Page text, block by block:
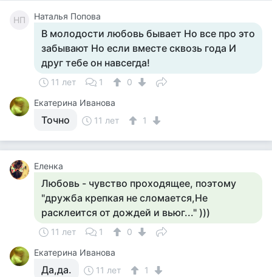
НП Наталья Попова
В молодости любовь бывает Но все про это
забывают Но если вместе сквозь года И
друг тебе он навсегда!
11 лет 1
0
Екатерина Иванова
Точно 11 лет 1
Еленка
Любовь - чувство проходящее, поэтому
"дружба крепкая не сломается,Не
расклеится от дождей и вьюг..." )))
11 лет 1
0
Екатерина Иванова
Да,да. 11 лет 1